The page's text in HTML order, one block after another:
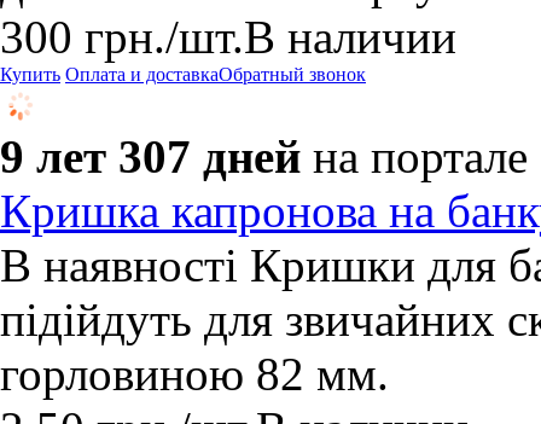
300 грн./шт.В наличии
Купить Оплата и доставкаОбратный звонок
9 лет 307 дней на портале
Кришка капронова на
В наявності Кришки для
підійдуть для звичайних
горловиною 82 мм.